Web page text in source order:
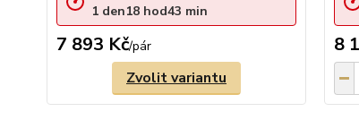
7 893 Kč/pár
1 den18 hod43 min
Zvolit variantu
8